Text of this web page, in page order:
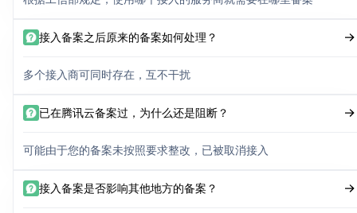
接入备案之后原来的备案如何处理？
多个接入商可同时存在，互不干扰
已在腾讯云备案过，为什么还是阻断？
可能由于您的备案未按照要求整改，已被取消接入
接入备案是否影响其他地方的备案？